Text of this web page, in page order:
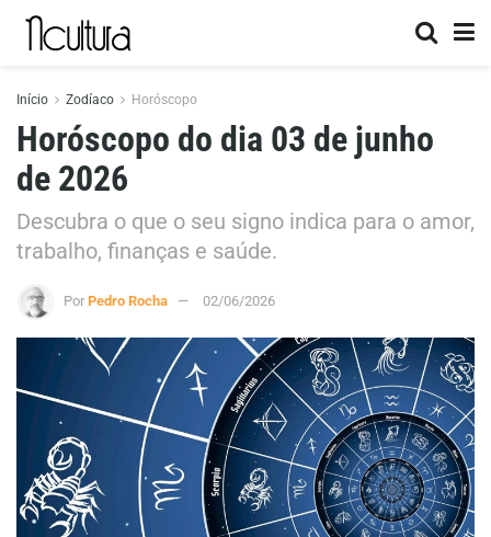
Início Zodíaco Horóscopo
Horóscopo do dia 03 de junho
de 2026
Descubra o que o seu signo indica para o amor,
trabalho, finanças e saúde.
Por Pedro Rocha 02/06/2026